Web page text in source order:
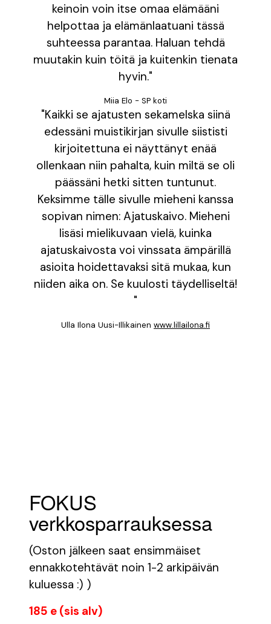
keinoin voin itse omaa elämääni
helpottaa ja elämänlaatuani tässä
suhteessa parantaa. Haluan tehdä
muutakin kuin töitä ja kuitenkin tienata
hyvin."
Miia Elo - SP koti
"Kaikki se ajatusten sekamelska siinä
edessäni muistikirjan sivulle siististi
kirjoitettuna ei näyttänyt enää
ollenkaan niin pahalta, kuin miltä se oli
päässäni hetki sitten tuntunut.
Keksimme tälle sivulle mieheni kanssa
sopivan nimen: Ajatuskaivo. Mieheni
lisäsi mielikuvaan vielä, kuinka
ajatuskaivosta voi vinssata ämpärillä
asioita hoidettavaksi sitä mukaa, kun
niiden aika on. Se kuulosti täydelliseltä!
"
Ulla Ilona Uusi-Illikainen www.lillailona.fi
FOKUS
verkkosparrauksessa
(Oston jälkeen saat ensimmäiset
ennakkotehtävät noin 1-2 arkipäivän
kuluessa :) )
185 e (sis alv)